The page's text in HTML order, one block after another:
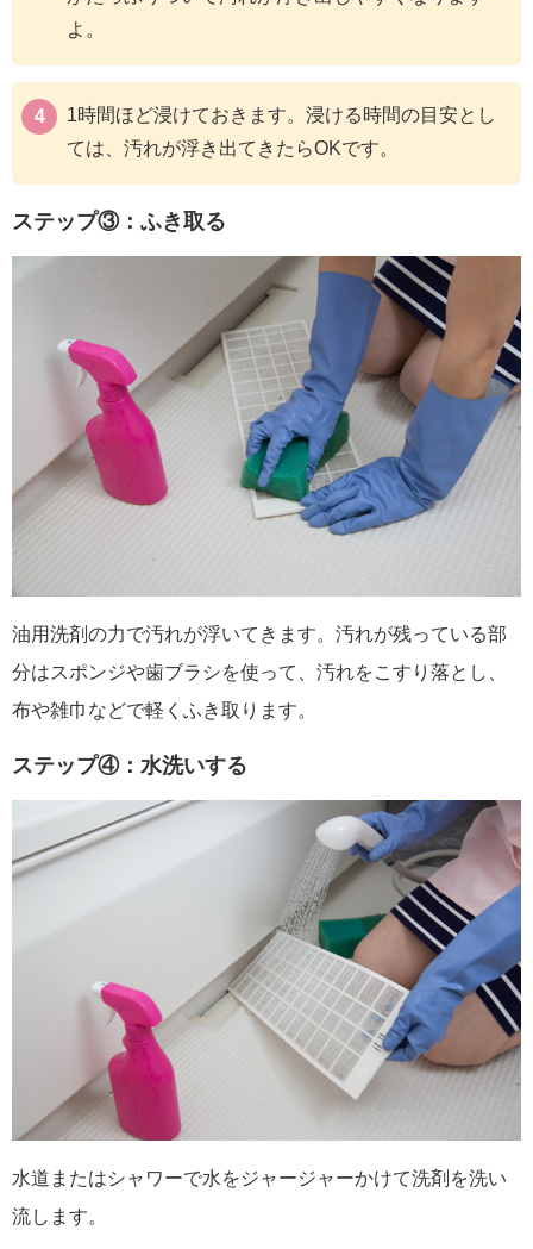
よ。
1時間ほど浸けておきます。浸ける時間の目安とし
ては、汚れが浮き出てきたらOKです。
ステップ③：ふき取る
油用洗剤の力で汚れが浮いてきます。汚れが残っている部
分はスポンジや歯ブラシを使って、汚れをこすり落とし、
布や雑巾などで軽くふき取ります。
ステップ④：水洗いする
水道またはシャワーで水をジャージャーかけて洗剤を洗い
流します。